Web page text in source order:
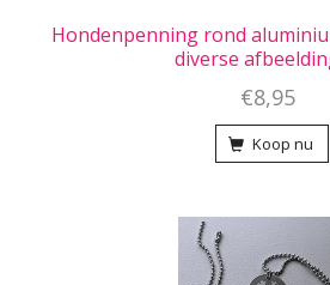
Hondenpenning rond
diverse
€8,95
Koop nu